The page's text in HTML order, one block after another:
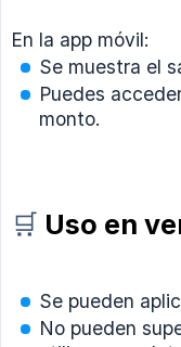
En la app móvil:
Se muestra el
Puedes
monto.
🛒 Uso en
Se pueden
No pueden